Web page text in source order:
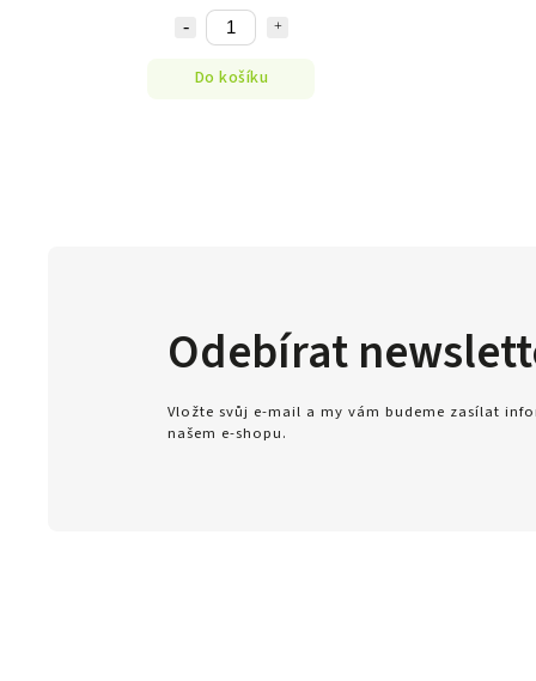
Do košíku
Odebírat
Vložte svůj e-mail a my vám budeme zasílat
našem e-shopu.